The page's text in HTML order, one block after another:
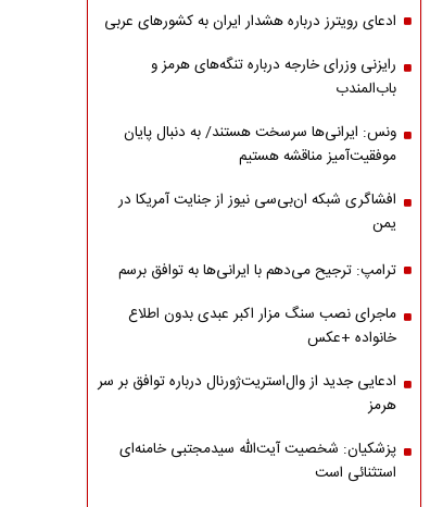
ادعای رویترز درباره هشدار ایران به کشورهای عربی
رایزنی وزرای خارجه درباره تنگه‌های هرمز و
باب‌المندب
ونس: ایرانی‌ها سرسخت هستند/ به دنبال پایان
موفقیت‌آمیز مناقشه هستیم
افشاگری شبکه ان‌بی‌سی نیوز از جنایت آمریکا در
یمن
ترامپ: ترجیح می‌دهم با ایرانی‌‌ها به توافق برسم
ماجرای نصب سنگ مزار اکبر عبدی بدون اطلاع
خانواده +عکس
ادعایی جدید از وال‌استریت‌ژورنال درباره توافق بر سر
هرمز
پزشکیان: شخصیت آیت‌الله سیدمجتبی خامنه‌ای
استثنائی است